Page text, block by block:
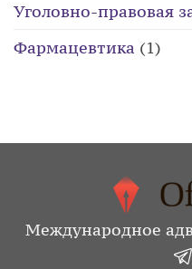
Уголовно-правовая
Фармацевтика (1)
Международное